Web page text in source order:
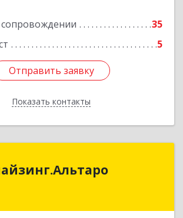
35
5
Отправить заявку
Показать контакты
Подробнее
Отправить заявку
Назад
1С:Франчайзинг.Альтаро
обл, Нелидово г, Матросова